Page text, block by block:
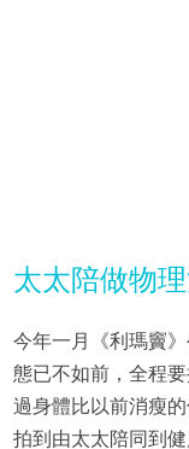
太太陪做物
今年一月《利瑪竇
態已不如前，全程
過身體比以前消瘦
拍到由太太陪同到